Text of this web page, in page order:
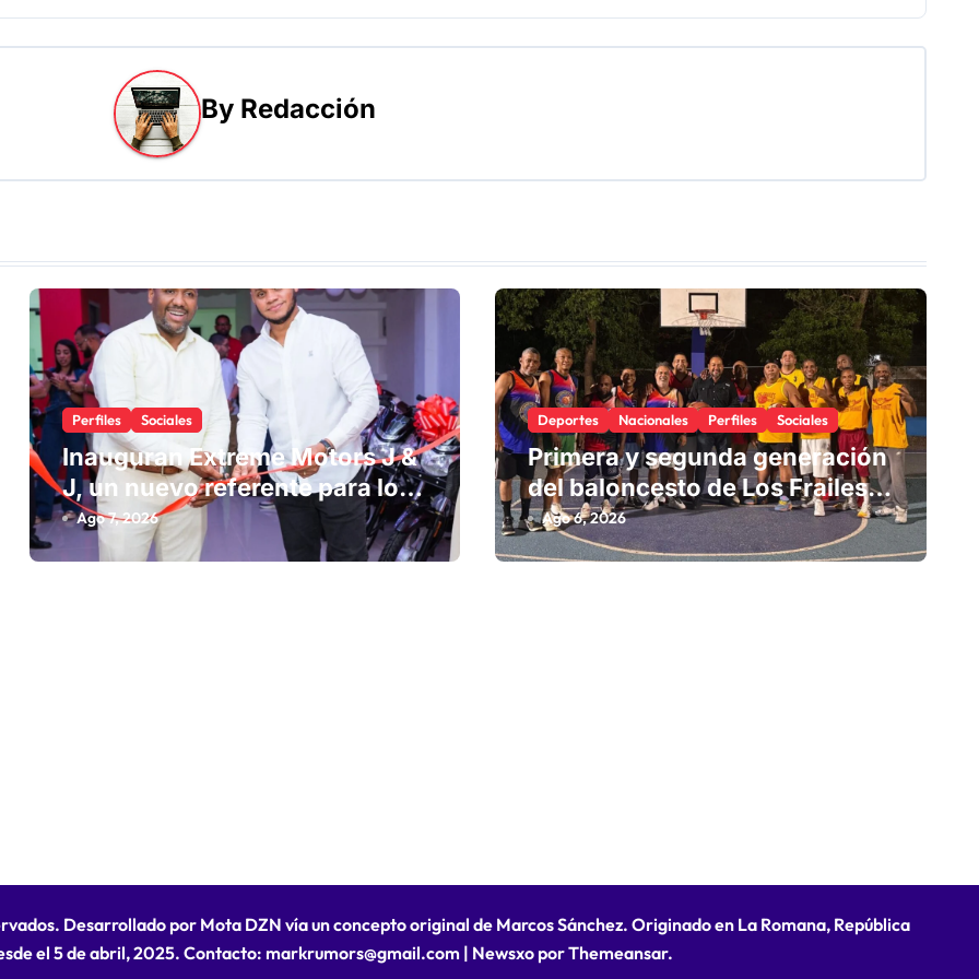
By Redacción
Perfiles Sociales
Inauguran Extreme Motors J &
J, un nuevo referente para los
amantes de las motocicletas
Ago 7, 2026
Deportes Nacionales Perfiles Sociales
Primera y segunda generación
del baloncesto de Los Frailes I
fortalecen la hermandad en
histórico reencuentro
Ago 6, 2026
Desarrollado por Mota DZN vía un concepto original de Marcos Sánchez. Originado en La Romana, República
el 5 de abril, 2025. Contacto: markrumors@gmail.com | Newsxo porThemeansar.